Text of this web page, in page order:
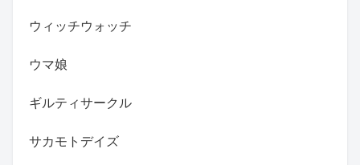
ウィッチウォッチ
ウマ娘
ギルティサークル
サカモトデイズ